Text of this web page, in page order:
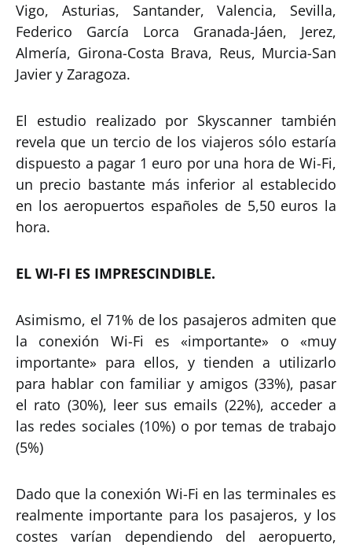
Vigo, Asturias, Santander, Valencia, Sevilla,
Federico García Lorca Granada-Jáen, Jerez,
Almería, Girona-Costa Brava, Reus, Murcia-San
Javier y Zaragoza.
El estudio realizado por Skyscanner también
revela que un tercio de los viajeros sólo estaría
dispuesto a pagar 1 euro por una hora de Wi-Fi,
un precio bastante más inferior al establecido
en los aeropuertos españoles de 5,50 euros la
hora.
EL WI-FI ES IMPRESCINDIBLE.
Asimismo, el 71% de los pasajeros admiten que
la conexión Wi-Fi es «importante» o «muy
importante» para ellos, y tienden a utilizarlo
para hablar con familiar y amigos (33%), pasar
el rato (30%), leer sus emails (22%), acceder a
las redes sociales (10%) o por temas de trabajo
(5%)
Dado que la conexión Wi-Fi en las terminales es
realmente importante para los pasajeros, y los
costes varían dependiendo del aeropuerto,